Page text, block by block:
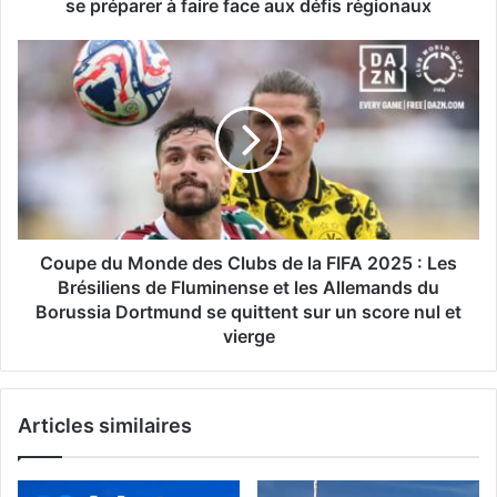
aux
régionaux
se préparer à faire face aux défis régionaux
du
des
FIFA
2025
Brésiliens
et
Allemands
Dortmund
Coupe du Monde des Clubs de la FIFA 2025 : Les
Brésiliens de Fluminense et les Allemands du
Borussia Dortmund se quittent sur un score nul et
vierge
Articles similaires